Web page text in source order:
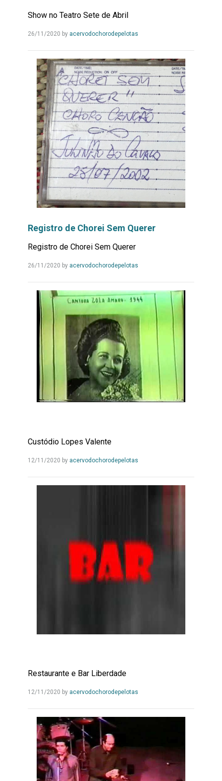
Show no Teatro Sete de Abril
26/11/2020 by acervodochorodepelotasLeia
Registro de Chorei Sem Querer
Registro de Chorei Sem Querer
26/11/2020 by acervodochorodepelotasLeia
Custódio Lopes Valente
12/11/2020 by acervodochorodepelotasLeia
Restaurante e Bar Liberdade
12/11/2020 by acervodochorodepelotasLeia